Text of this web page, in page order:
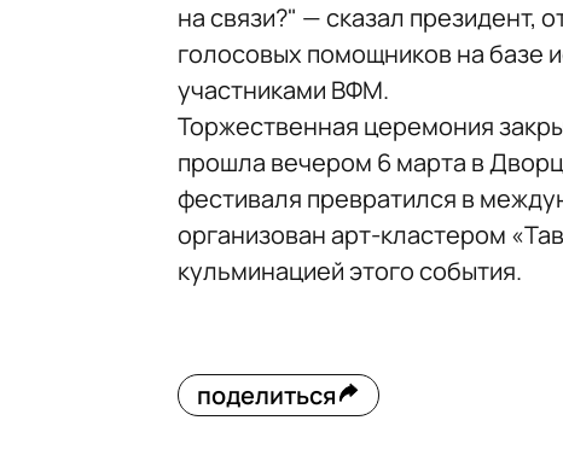
на связи?" — сказал президент,
голосовых помощников на базе
участниками ВФМ.
Торжественная церемония
прошла вечером 6 марта в
фестиваля превратился в
организован арт-кластером
кульминацией этого события.
поделиться